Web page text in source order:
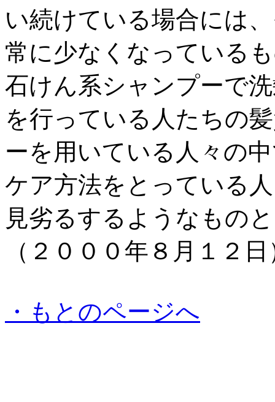
い続けている場合には
常に少なくなっている
石けん系シャンプーで
を行っている人たちの
ーを用いている人々の
ケア方法をとっている
見劣るするようなもの
（２０００年８月１２日
・もとのページへ